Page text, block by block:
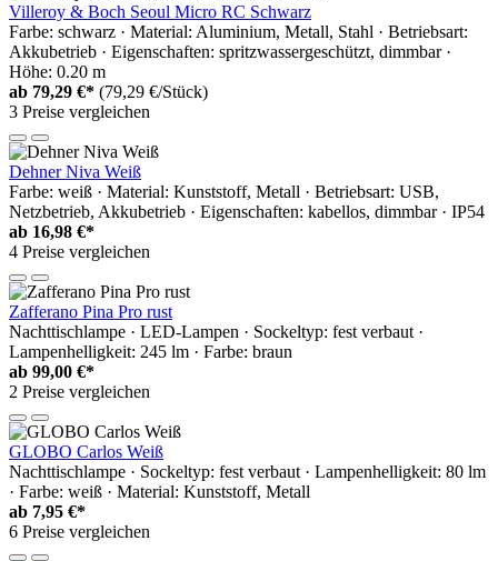
Villeroy & Boch Seoul Micro RC Schwarz
Farbe: schwarz · Material: Aluminium, Metall, Stahl · Betriebsart:
Akkubetrieb · Eigenschaften: spritzwassergeschützt, dimmbar ·
Höhe: 0.20 m
ab 79,29 €* (79,29 €/Stück)
3 Preise vergleichen
Dehner Niva Weiß
Farbe: weiß · Material: Kunststoff, Metall · Betriebsart: USB,
Netzbetrieb, Akkubetrieb · Eigenschaften: kabellos, dimmbar · IP54
ab 16,98 €*
4 Preise vergleichen
Zafferano Pina Pro rust
Nachttischlampe · LED-Lampen · Sockeltyp: fest verbaut ·
Lampenhelligkeit: 245 lm · Farbe: braun
ab 99,00 €*
2 Preise vergleichen
GLOBO Carlos Weiß
Nachttischlampe · Sockeltyp: fest verbaut · Lampenhelligkeit: 80 lm
· Farbe: weiß · Material: Kunststoff, Metall
ab 7,95 €*
6 Preise vergleichen